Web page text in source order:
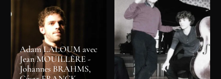
Adam LALOUM avec
Jean MOUILLÈRE -
Johannes BRAHMS,